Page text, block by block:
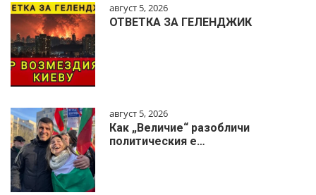
август 5, 2026
ОТВЕТКА ЗА ГЕЛЕНДЖИК
август 5, 2026
Как „Величие“ разобличи
политическия е…